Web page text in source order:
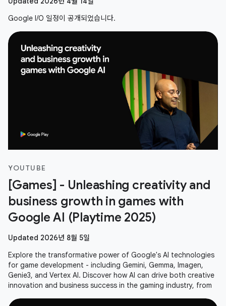
Google I/O 일정이 공개되었습니다.
YOUTUBE
[Games] - Unleashing creativity and
business growth in games with
Google AI (Playtime 2025)
Updated 2026년 8월 5일
Explore the transformative power of Google's AI technologies
for game development - including Gemini, Gemma, Imagen,
Genie3, and Vertex AI. Discover how AI can drive both creative
innovation and business success in the gaming industry, from